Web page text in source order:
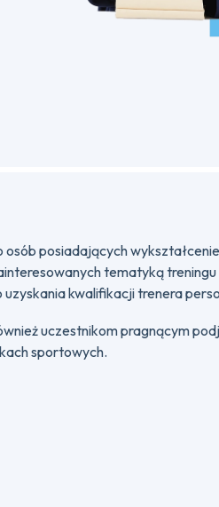
osób posiadających
tematyką
kwalifikacji trenera
uczestnikom pragnącym
sportowych.